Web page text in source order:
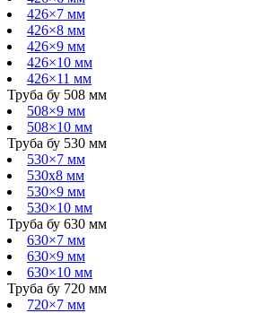
426×7 мм
426×8 мм
426×9 мм
426×10 мм
426×11 мм
Труба бу 508 мм
508×9 мм
508×10 мм
Труба бу 530 мм
530×7 мм
530х8 мм
530×9 мм
530×10 мм
Труба бу 630 мм
630×7 мм
630×9 мм
630×10 мм
Труба бу 720 мм
720×7 мм